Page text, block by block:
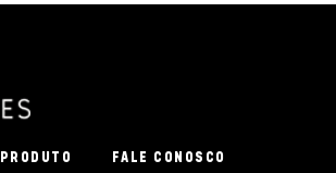
PRODUTO FALE CONOSCO